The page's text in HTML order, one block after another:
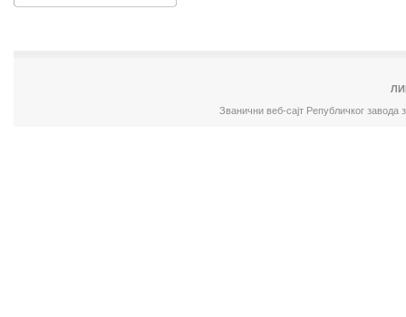
Званични веб-сајт Републичког